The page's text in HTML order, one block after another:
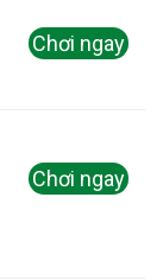
Chơi ngay
Chơi ngay